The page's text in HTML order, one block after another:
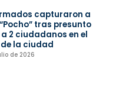
capturaron a
tras presunto
2 ciudadanos en el
la ciudad
de 2026